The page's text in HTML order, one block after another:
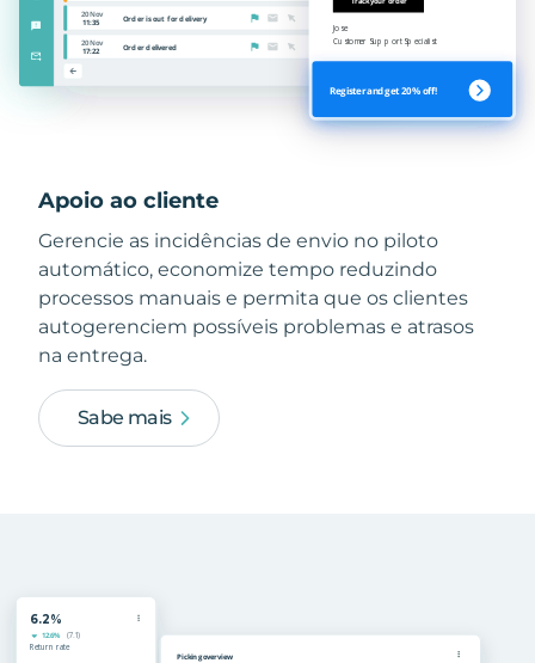
Apoio ao cliente
Gerencie as incidências de envio no piloto
automático, economize tempo reduzindo
processos manuais e permita que os clientes
autogerenciem possíveis problemas e atrasos
na entrega.
Sabe mais